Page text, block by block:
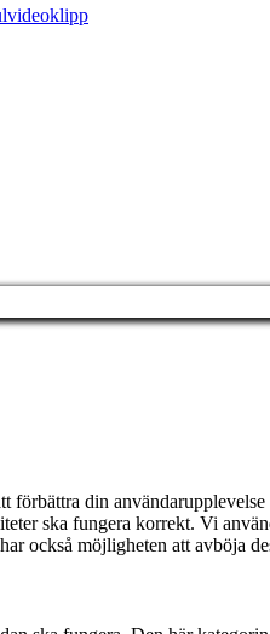
förbättra din
ska fungera korrekt. Vi
också möjligheten att avböja